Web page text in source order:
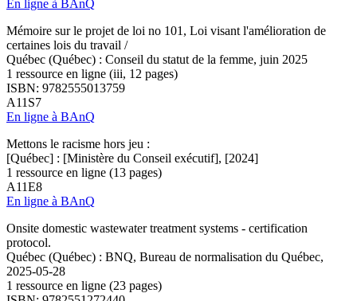
En ligne à BAnQ
Mémoire sur le projet de loi no 101, Loi visant l'amélioration de
certaines lois du travail /
Québec (Québec) : Conseil du statut de la femme, juin 2025
1 ressource en ligne (iii, 12 pages)
ISBN: 9782555013759
A11S7
En ligne à BAnQ
Mettons le racisme hors jeu :
[Québec] : [Ministère du Conseil exécutif], [2024]
1 ressource en ligne (13 pages)
A11E8
En ligne à BAnQ
Onsite domestic wastewater treatment systems - certification
protocol.
Québec (Québec) : BNQ, Bureau de normalisation du Québec,
2025-05-28
1 ressource en ligne (23 pages)